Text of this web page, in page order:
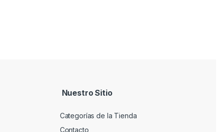
Nuestro Sitio
Categorías de la Tienda
Contacto